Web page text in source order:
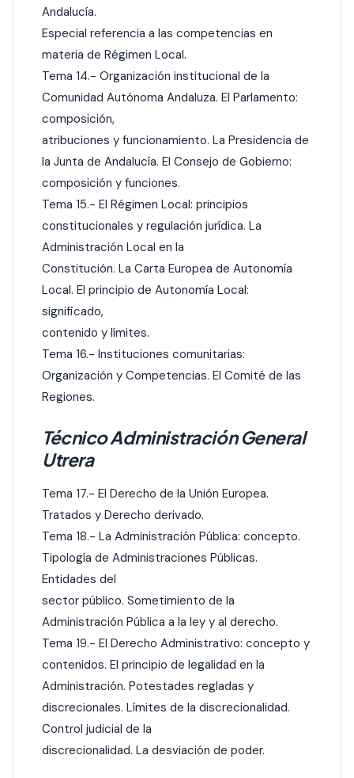
Andalucía.
Especial referencia a las competencias en
materia de Régimen Local.
Tema 14.- Organización institucional de la
Comunidad Autónoma Andaluza. El Parlamento:
composición,
atribuciones y funcionamiento. La Presidencia de
la Junta de Andalucía. El Consejo de Gobierno:
composición y funciones.
Tema 15.- El Régimen Local: principios
constitucionales y regulación jurídica. La
Administración Local en la
Constitución. La Carta Europea de Autonomía
Local. El principio de Autonomía Local:
significado,
contenido y límites.
Tema 16.- Instituciones comunitarias:
Organización y Competencias. El Comité de las
Regiones.
Técnico Administración General
Utrera
Tema 17.- El Derecho de la Unión Europea.
Tratados y Derecho derivado.
Tema 18.- La Administración Pública: concepto.
Tipología de Administraciones Públicas.
Entidades del
sector público. Sometimiento de la
Administración Pública a la ley y al derecho.
Tema 19.- El Derecho Administrativo: concepto y
contenidos. El principio de legalidad en la
Administración. Potestades regladas y
discrecionales. Límites de la discrecionalidad.
Control judicial de la
discrecionalidad. La desviación de poder.